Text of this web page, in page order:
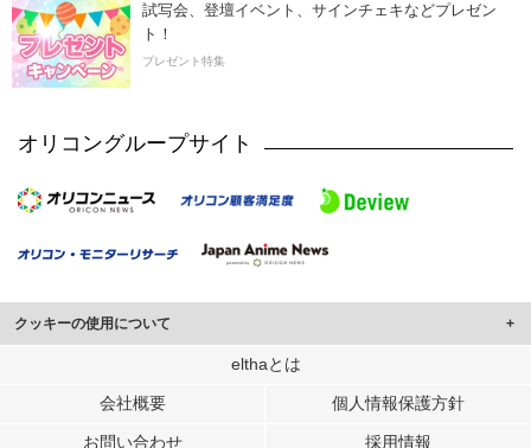
試写会、登壇イベント、サインチェキなどプレゼン
ト！
プレゼント特集
オリコングループサイト
クッキーの使用について
このサイトでは Cookie を使用して、ユーザーに合わせたコンテンツや広告の
行っています。
メディアや広告配信、データ解析の各パートナーに提供しています。
elthaとは
会社概要 個人情報保護方針
お問い合わせ 採用情報